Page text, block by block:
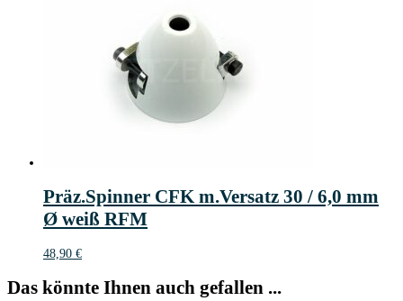
Präz.Spinner CFK m.Versatz 30 / 6,0 mm
Ø weiß RFM
48,90 €
Das könnte Ihnen auch gefallen ...